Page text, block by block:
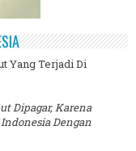
Yang Terjadi Di
Dipagar, Karena
Dengan